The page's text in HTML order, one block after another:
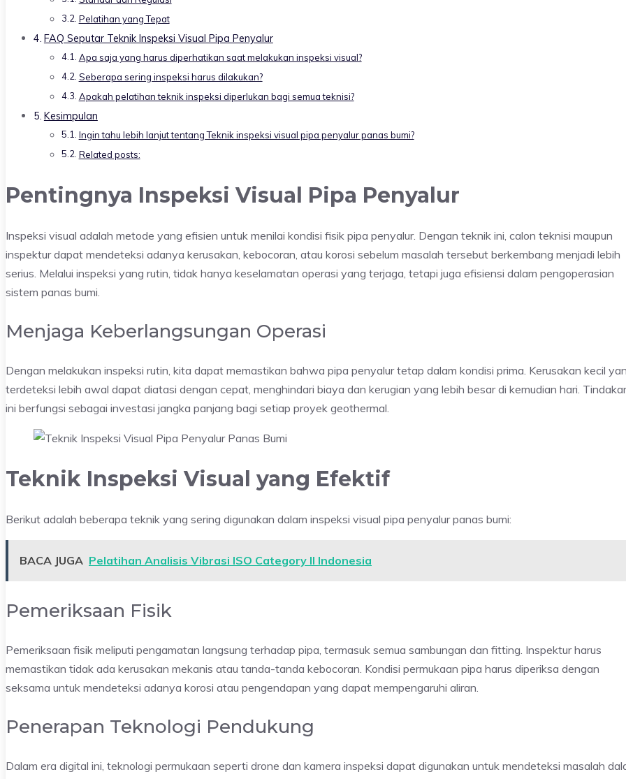
Pelatihan yang Tepat
FAQ Seputar Teknik Inspeksi Visual Pipa Penyalur
Apa saja yang harus diperhatikan saat melakukan inspeksi visual?
Seberapa sering inspeksi harus dilakukan?
Apakah pelatihan teknik inspeksi diperlukan bagi semua teknisi?
Kesimpulan
Ingin tahu lebih lanjut tentang Teknik inspeksi visual pipa penyalur panas bumi?
Related posts:
Pentingnya Inspeksi Visual Pipa Penyalur
Inspeksi visual adalah metode yang efisien untuk menilai kondisi fisik pipa penyalur. Dengan teknik ini, calon teknisi maupun
inspektur dapat mendeteksi adanya kerusakan, kebocoran, atau korosi sebelum masalah tersebut berkembang menjadi lebih
serius. Melalui inspeksi yang rutin, tidak hanya keselamatan operasi yang terjaga, tetapi juga efisiensi dalam pengoperasian
sistem panas bumi.
Menjaga Keberlangsungan Operasi
Dengan melakukan inspeksi rutin, kita dapat memastikan bahwa pipa penyalur tetap dalam kondisi prima. Kerusakan kecil
terdeteksi lebih awal dapat diatasi dengan cepat, menghindari biaya dan kerugian yang lebih besar di kemudian hari.
ini berfungsi sebagai investasi jangka panjang bagi setiap proyek geothermal.
Teknik Inspeksi Visual yang Efektif
Berikut adalah beberapa teknik yang sering digunakan dalam inspeksi visual pipa penyalur panas bumi:
BACA JUGA Pelatihan Analisis Vibrasi ISO Category II Indonesia
Pemeriksaan Fisik
Pemeriksaan fisik meliputi pengamatan langsung terhadap pipa, termasuk semua sambungan dan fitting. Inspektur harus
memastikan tidak ada kerusakan mekanis atau tanda-tanda kebocoran. Kondisi permukaan pipa harus diperiksa dengan
seksama untuk mendeteksi adanya korosi atau pengendapan yang dapat mempengaruhi aliran.
Penerapan Teknologi Pendukung
Dalam era digital ini, teknologi permukaan seperti drone dan kamera inspeksi dapat digunakan untuk mendeteksi masalah